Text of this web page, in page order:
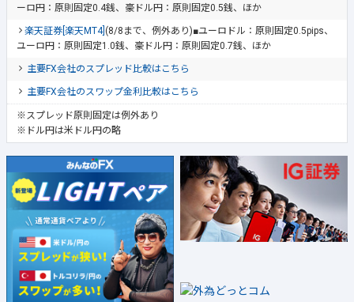
ーロ円：原則固定0.4銭、豪ドル円：原則固定0.5銭、ほか
楽天証券[楽天MT4] (8/8まで、例外あり)■ユーロドル：原則固定0.5pips、
ユーロ円：原則固定1.0銭、豪ドル円：原則固定0.7銭、ほか
主要FX会社のスプレッド比較はこちら
主要FX会社のスワップ金利比較はこちら
※スプレッド原則固定は例外あり
※ドル円は米ドル円の略